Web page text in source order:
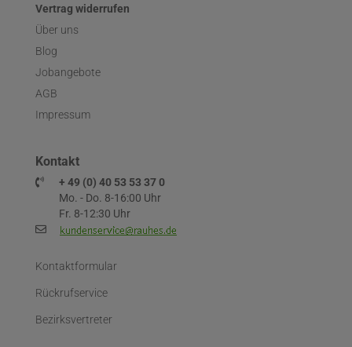
Vertrag widerrufen
Über uns
Blog
Jobangebote
AGB
Impressum
Kontakt
+ 49 (0) 40 53 53 37 0
Mo. - Do. 8-16:00 Uhr
Fr. 8-12:30 Uhr
Kontaktformular
Rückrufservice
Bezirksvertreter